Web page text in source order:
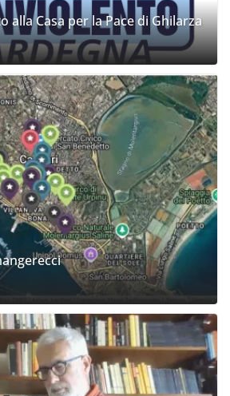
alla Casa per la Pace di Ghilarza